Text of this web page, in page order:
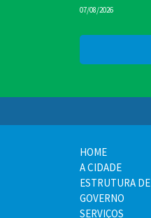
07/08/2026
HOME
A CIDADE
ESTRUTURA DE
GOVERNO
SERVIÇOS